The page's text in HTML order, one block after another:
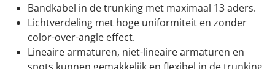
Bandkabel in de trunking met maximaal 13 aders.
Lichtverdeling met hoge uniformiteit en zonder
color-over-angle effect.
Lineaire armaturen, niet-lineaire armaturen en